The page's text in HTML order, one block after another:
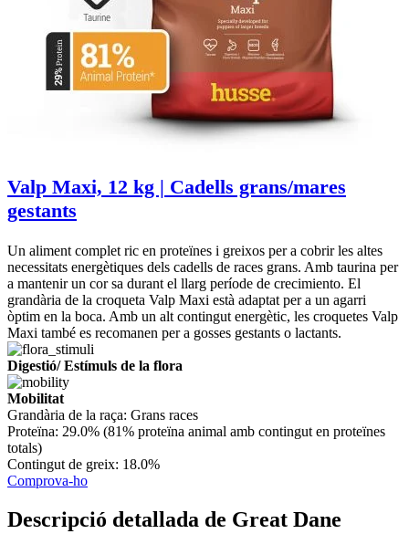
Valp Maxi, 12 kg | Cadells grans/mares
gestants
Un aliment complet ric en proteïnes i greixos per a cobrir les altes
necessitats energètiques dels cadells de races grans. Amb taurina per
a mantenir un cor sa durant el llarg període de crecimiento. El
grandària de la croqueta Valp Maxi està adaptat per a un agarri
òptim en la boca. Amb un alt contingut energètic, les croquetes Valp
Maxi també es recomanen per a gosses gestants o lactants.
Digestió/ Estímuls de la flora
Mobilitat
Grandària de la raça: Grans races
Proteïna: 29.0% (81% proteïna animal amb contingut en proteïnes
totals)
Contingut de greix: 18.0%
Comprova-ho
Descripció detallada de Great Dane